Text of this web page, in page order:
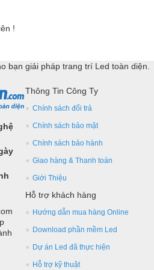
!
bạn giải pháp trang trí Led toàn diện.
Thông Tin Công Ty
Chính sách đổi trả
Chính sách bảo mật
Chính sách bảo hành
Giao hàng & Thanh toán
Giới Thiệu
Hỗ trợ khách hàng
Hướng dẫn mua hàng Online
Download phần mềm Led
Dự án Led đã thực hiện
Hỗ trợ kỹ thuật